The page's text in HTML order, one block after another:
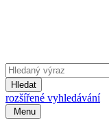
Hledat
rozšířené vyhledávání
Menu